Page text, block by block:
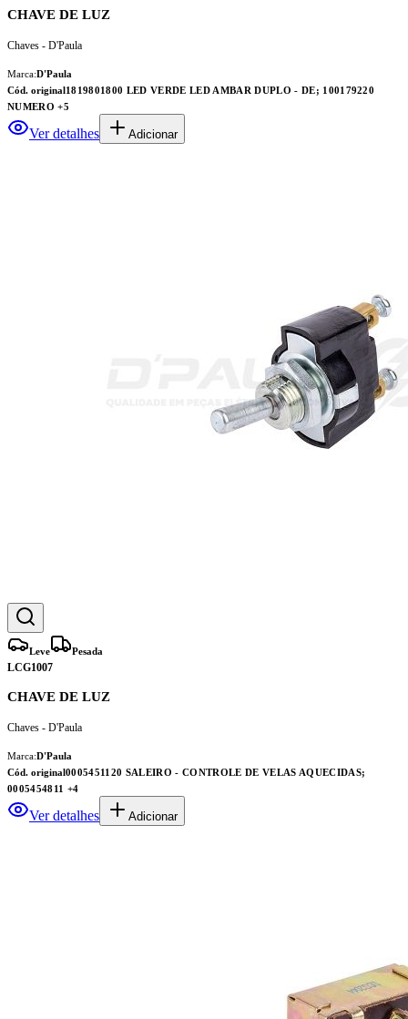
CHAVE DE LUZ
Chaves - D'Paula
Marca:D'Paula
Cód. original1819801800 LED VERDE LED AMBAR DUPLO - DE; 100179220
NUMERO +5
Ver detalhes Adicionar
Leve Pesada
LCG1007
CHAVE DE LUZ
Chaves - D'Paula
Marca:D'Paula
Cód. original0005451120 SALEIRO - CONTROLE DE VELAS AQUECIDAS;
0005454811 +4
Ver detalhes Adicionar